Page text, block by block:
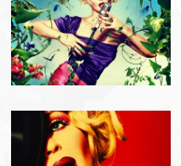
-
USA